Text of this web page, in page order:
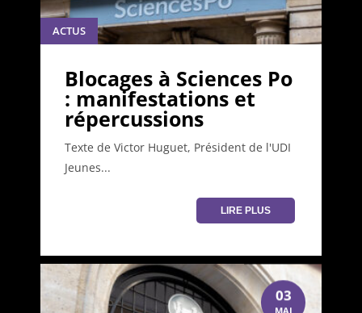
ACTUS
Blocages à Sciences Po
: manifestations et
répercussions
Texte de Victor Huguet, Président de l'UDI
Jeunes...
LIRE PLUS
03
MAI